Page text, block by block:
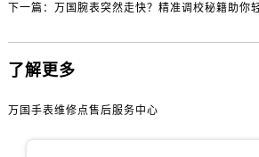
下一篇： 万国腕表突然走快？精准调校秘籍助你
了解更多
万国手表维修点售后服务中心